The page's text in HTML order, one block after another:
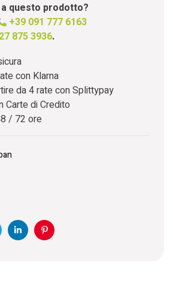
questo prodotto?
+39 091 777 6163
875 3936.
con Klarna
da 4 rate con Splittypay
Carte di Credito
/ 72 ore
LinkedinPinterest